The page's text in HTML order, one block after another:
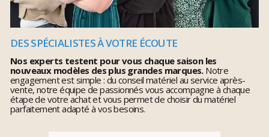
DES SPÉCIALISTES À VOTRE ÉCOUTE
Nos experts testent pour vous chaque saison les
nouveaux modèles des plus grandes marques.Notre
engagement est simple : du conseil matériel au service après-
vente, notre équipe de passionnés vous accompagne à chaque
étape de votre achat et vous permet de choisir du matériel
parfaitement adapté à vos besoins.